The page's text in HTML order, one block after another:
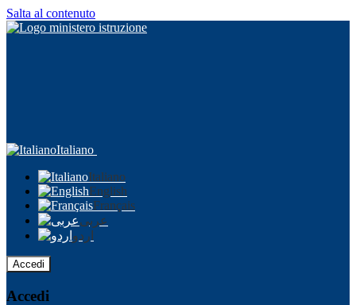
Salta al contenuto
Italiano
Italiano
English
Français
عربى
اردو
Accedi
Accedi